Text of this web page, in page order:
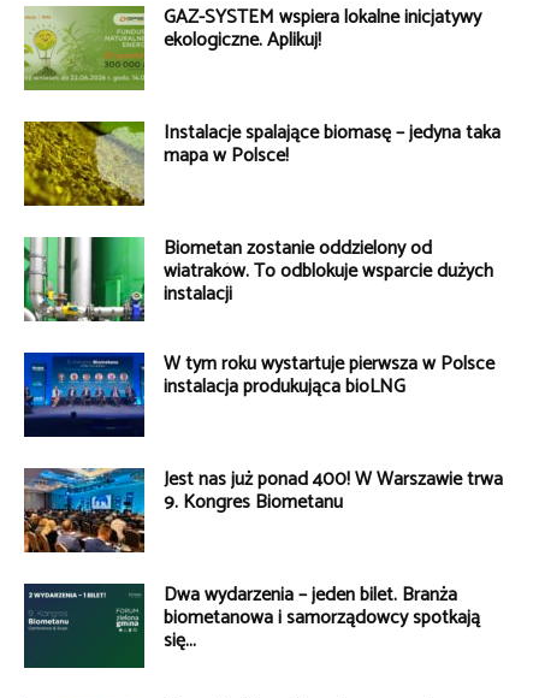
GAZ-SYSTEM wspiera lokalne inicjatywy
ekologiczne. Aplikuj!
Instalacje spalające biomasę – jedyna taka
mapa w Polsce!
Biometan zostanie oddzielony od
wiatraków. To odblokuje wsparcie dużych
instalacji
W tym roku wystartuje pierwsza w Polsce
instalacja produkująca bioLNG
Jest nas już ponad 400! W Warszawie trwa
9. Kongres Biometanu
Dwa wydarzenia – jeden bilet. Branża
biometanowa i samorządowcy spotkają
się...